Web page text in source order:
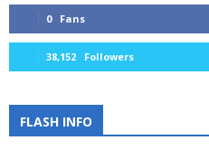
0 Fans
38,152 Followers
FLASH INFO